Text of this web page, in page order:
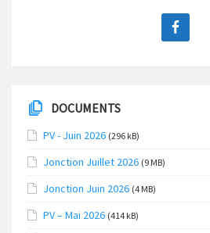
DOCUMENTS
PV - Juin 2026 (296 kB)
Jonction Juillet 2026 (9 MB)
Jonction Juin 2026 (4 MB)
PV – Mai 2026 (414 kB)